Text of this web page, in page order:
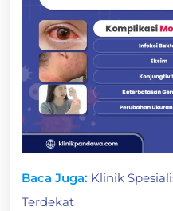
Baca Juga: Klinik
Terdekat